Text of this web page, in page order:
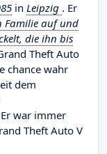
in Leipzig . Er
Familie auf und
die ihn bis
Theft Auto
chance wahr
dem
war immer
Theft Auto V